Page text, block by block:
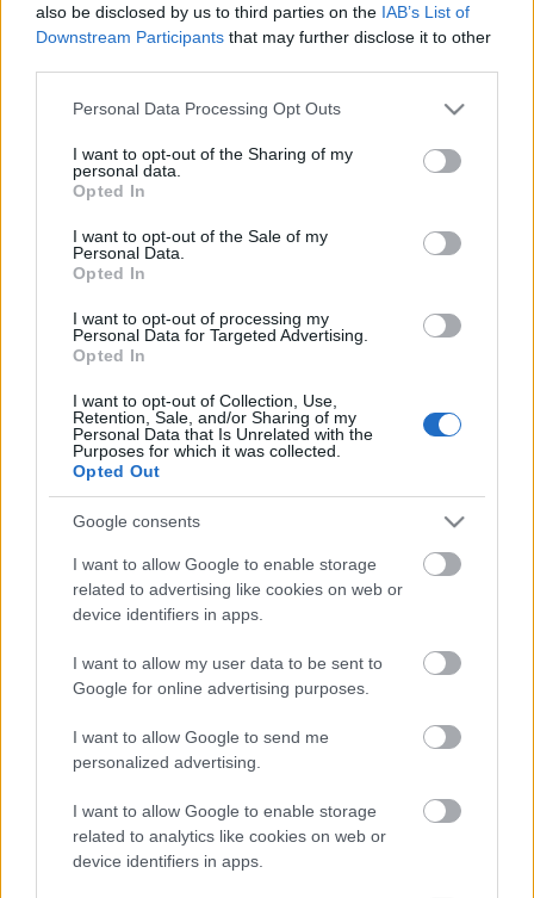
also be disclosed by us to third parties on the IAB’s List of
Downstream Participants that may further disclose it to other
Please note that this website/app uses one or more Google
not limited to your visit or usage behaviour. You may click to
grant or deny consent to Google and its third-party tags to
use your data for below specified purposes in below Google
consent section.
Personal Data Processing Opt Outs
I want to opt-out of the Sharing of my
personal data.
Opted In
I want to opt-out of the Sale of my
Personal Data.
Opted In
I want to opt-out of processing my
Personal Data for Targeted Advertising.
Opted In
I want to opt-out of Collection, Use,
Retention, Sale, and/or Sharing of my
Personal Data that Is Unrelated with the
Purposes for which it was collected.
Opted Out
Google consents
I want to allow Google to enable storage
related to advertising like cookies on web or
device identifiers in apps.
I want to allow my user data to be sent to
Google for online advertising purposes.
I want to allow Google to send me
personalized advertising.
I want to allow Google to enable storage
related to analytics like cookies on web or
device identifiers in apps.
Izrael tovább bővíti a biotechnológiai
és orvostudományi kutatás-
fejlesztési központokat
Israeli Embassy
Izrael ismét előrelépett azon az úton, amely arra
halad, hogy az ország a biotechnológia területén
vezető szerepet töltsön be. Három
élettudományokkal foglalkozó nagyvállalat is
bizalmat szavazott az izraeli ökoszisztémának. Eli
Cohen, gazdasági és ipari miniszter szerint a három
multinacionális…